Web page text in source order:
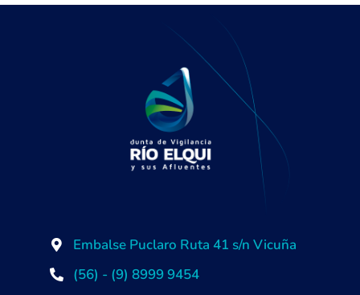
Embalse Puclaro Ruta 41 s/n Vicuña
(56) - (9) 8999 9454